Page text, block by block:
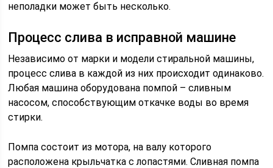
неполадки может быть несколько.
Процесс слива в исправной машине
Независимо от марки и модели стиральной машины,
процесс слива в каждой из них происходит одинаково.
Любая машина оборудована помпой – сливным
насосом, способствующим откачке воды во время
стирки.
Помпа состоит из мотора, на валу которого
расположена крыльчатка с лопастями. Сливная помпа